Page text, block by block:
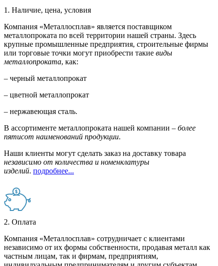
1. Наличие, цена, условия
Компания «Металлосплав» является поставщиком
металлопроката по всей территории нашей страны. Здесь
крупные промышленные предприятия, строительные фирмы
или торговые точки могут приобрести такие виды
металлопроката, как:
– черный металлопрокат
– цветной металлопрокат
– нержавеющая сталь.
В ассортименте металлопроката нашей компании – более
пятисот наименований продукции.
Наши клиенты могут сделать заказ на доставку товара
независимо от количества и номенклатуры
изделий. подробнее...
2. Оплата
Компания «Металлосплав» сотрудничает с клиентами
независимо от их формы собственности, продавая металл как
частным лицам, так и фирмам, предприятиям,